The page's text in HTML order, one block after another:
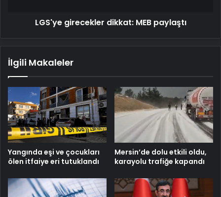
LGS'ye girecekler dikkat: MEB paylaştı
İlgili Makaleler
Yangında eşi ve çocukları
ölen itfaiye eri tutuklandı
Mersin’de dolu etkili oldu,
karayolu trafiğe kapandı